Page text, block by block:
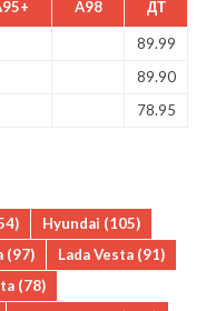
A98 ДТ
89.99
89.90
78.95
Hyundai (105)
(97) Lada Vesta (91)
(78)